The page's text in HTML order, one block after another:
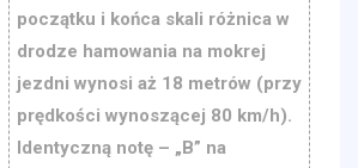
początku i końca skali różnica w
drodze hamowania na mokrej
jezdni wynosi aż 18 metrów (przy
prędkości wynoszącej 80 km/h).
Identyczną notę – „B” na